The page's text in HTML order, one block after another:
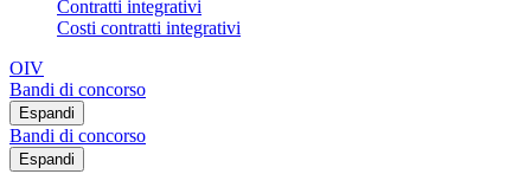
Contratti integrativi
Costi contratti integrativi
OIV
Bandi di concorso
Espandi
Bandi di concorso
Espandi